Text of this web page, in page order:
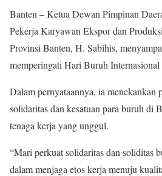
Banten – Ketua Dewan Pimpinan
Pekerja Karyawan Ekspor dan
Provinsi Banten, H. Sabihis,
memperingati Hari Buruh
Dalam pernyataannya, ia menekankan
solidaritas dan kesatuan para buruh di
tenaga kerja yang unggul.
“Mari perkuat solidaritas dan soliditas
dalam menjaga etos kerja menuju